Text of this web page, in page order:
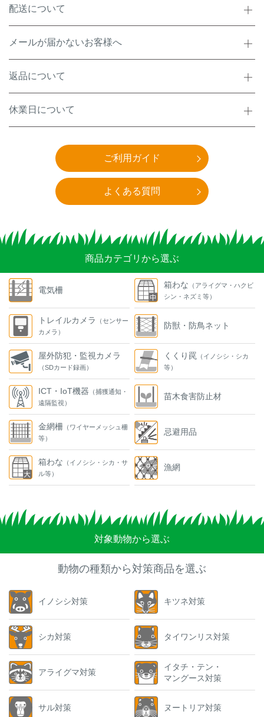
配送について
メールが届かないお客様へ
返品について
休業日について
ご利用ガイド
よくある質問
商品カテゴリから選ぶ
電気柵
トレイルカメラ
（センサー
カメラ）
屋外防犯・監視カメラ
（SDカード録画）
ICT・IoT機器 （捕獲通知・
遠隔監視）
金網柵 （ワイヤーメッシュ柵
等）
箱わな （イノシシ・シカ・サ
ル等）
箱わな （アライグマ・ハクビ
シン・ネズミ等）
防獣・防鳥ネット
くくり罠 （イノシシ・シカ
等）
苗木食害防止材
忌避用品
漁網
対象動物から選ぶ
動物の種類から対策商品を選ぶ
イノシシ対策
シカ対策
アライグマ対策
サル対策
キツネ対策
タイワンリス対策
イタチ・テン・
マングース対策
ヌートリア対策